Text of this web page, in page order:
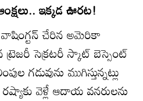
ఇక్కడ ఊరట!
చేరిన అమెరికా
ట్రెజరీ సెక్రటరీ స్కాట్ బెస్సెంట్
గడువును ముగిస్తున్నట్లు
వెళ్లే ఆదాయ వనరులను